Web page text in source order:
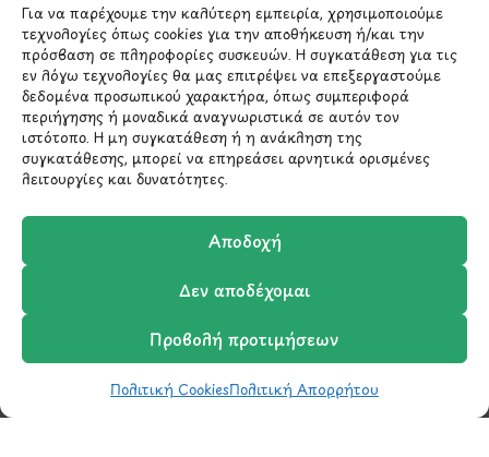
Για να παρέχουμε την καλύτερη εμπειρία, χρησιμοποιούμε
τεχνολογίες όπως cookies για την αποθήκευση ή/και την
πρόσβαση σε πληροφορίες συσκευών. Η συγκατάθεση για τις
εν λόγω τεχνολογίες θα μας επιτρέψει να επεξεργαστούμε
δεδομένα προσωπικού χαρακτήρα, όπως συμπεριφορά
περιήγησης ή μοναδικά αναγνωριστικά σε αυτόν τον
ιστότοπο. Η μη συγκατάθεση ή η ανάκληση της
συγκατάθεσης, μπορεί να επηρεάσει αρνητικά ορισμένες
λειτουργίες και δυνατότητες.
Αποδοχή
Δεν αποδέχομαι
Προβολή προτιμήσεων
Πολιτική CookiesΠολιτική Απορρήτου
210 6522282
info@ypografi.com
Έχετε ερωτήσεις σχετικά με ένα προϊόν ή μια
επικοινωνήσουμε σύντομα μαζί σας.
ΚαλάθιΣύγκριση
Ο Λογαριασμός μου